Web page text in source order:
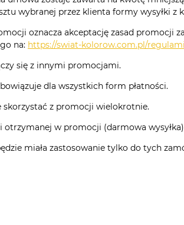
wybranej przez klienta formy wysyłki
oznacza akceptację zasad promocji
na: https://swiat-kolorow.com.pl/
się z innymi promocjami.
dla wszystkich form płatności.
skorzystać z promocji wielokrotnie.
otrzymanej w promocji (darmowa
miała zastosowanie tylko do tych